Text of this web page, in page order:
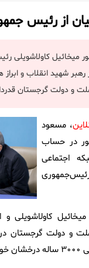
از رئیس
میخائیل کاولاشویلی
رهبر شهید انقلاب و
و دولت گرجستان
، مسعود
در حساب
اجتماعی
کاولاشویلی و
و دولت گرجستان